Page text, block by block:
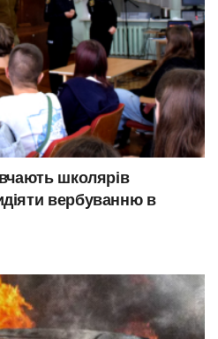
школярів
вербуванню в